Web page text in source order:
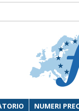
NUMERI